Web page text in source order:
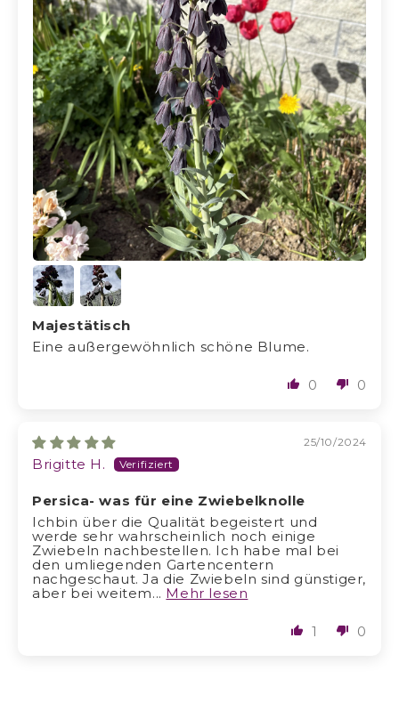
Majestätisch
Eine außergewöhnlich schöne Blume.
0 0
25/10/2024
Brigitte H.
Persica- was für eine Zwiebelknolle
Ichbin über die Qualität begeistert und
werde sehr wahrscheinlich noch einige
Zwiebeln nachbestellen. Ich habe mal bei
den umliegenden Gartencentern
nachgeschaut. Ja die Zwiebeln sind günstiger,
aber bei weitem... Mehr lesen
1 0